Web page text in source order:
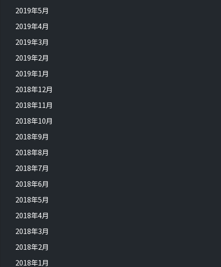
2019年5月
2019年4月
2019年3月
2019年2月
2019年1月
2018年12月
2018年11月
2018年10月
2018年9月
2018年8月
2018年7月
2018年6月
2018年5月
2018年4月
2018年3月
2018年2月
2018年1月